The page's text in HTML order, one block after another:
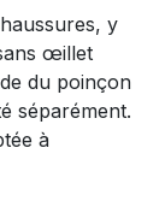
y
œillet
du poinçon
séparément.
à